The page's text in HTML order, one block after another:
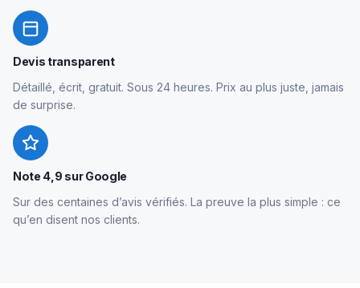
Devis transparent
Détaillé, écrit, gratuit. Sous 24 heures. Prix au plus juste, jamais
de surprise.
Note 4,9 sur Google
Sur des centaines d’avis vérifiés. La preuve la plus simple : ce
qu’en disent nos clients.